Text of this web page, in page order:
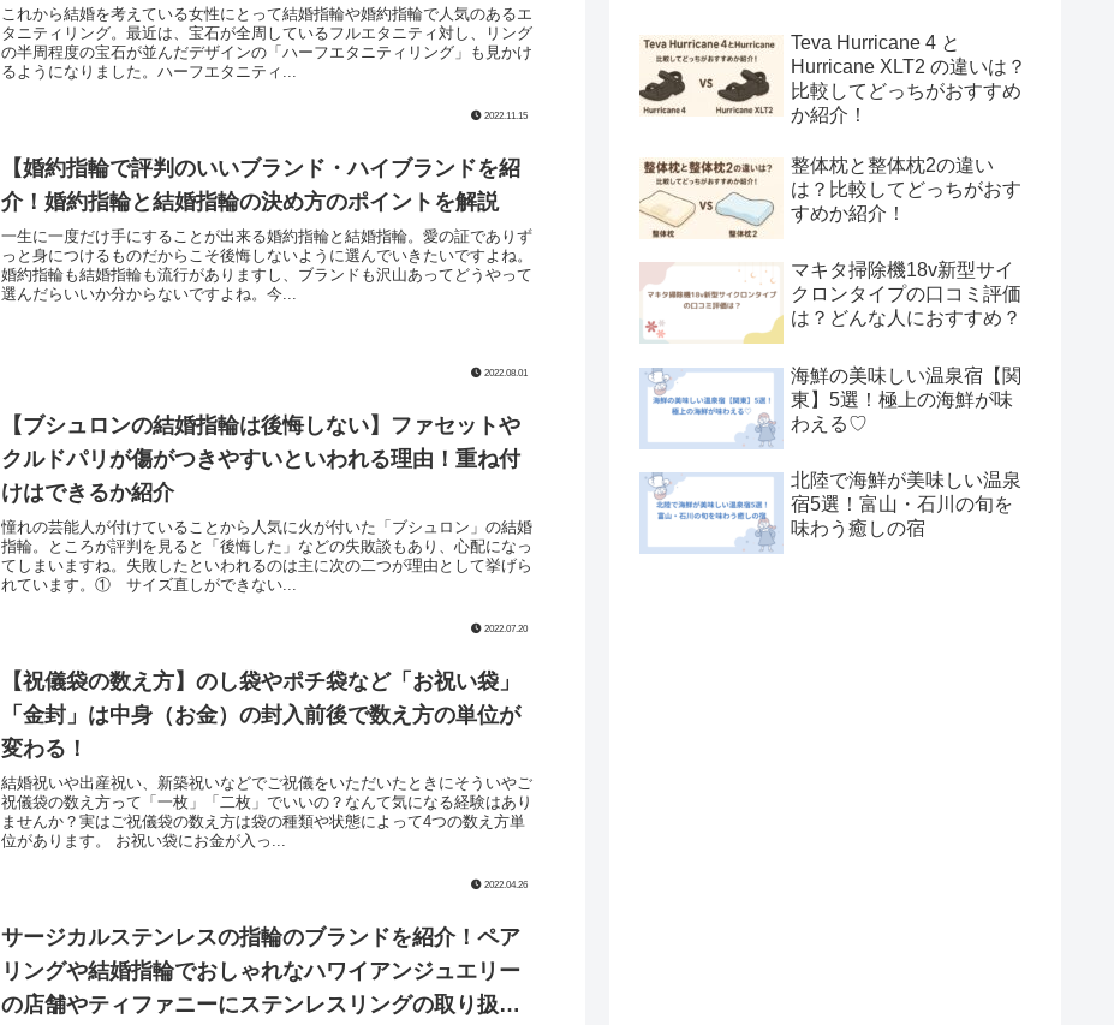
これから結婚を考えている女性にとって結婚指輪や婚約指輪で人気のあるエ
タニティリング。最近は、宝石が全周しているフルエタニティ対し、リング
の半周程度の宝石が並んだデザインの「ハーフエタニティリング」も見かけ
るようになりました。ハーフエタニティ...
2022.11.15
【婚約指輪で評判のいいブランド・ハイブランドを紹
介！婚約指輪と結婚指輪の決め方のポイントを解説
一生に一度だけ手にすることが出来る婚約指輪と結婚指輪。愛の証でありず
っと身につけるものだからこそ後悔しないように選んでいきたいですよね。
婚約指輪も結婚指輪も流行がありますし、ブランドも沢山あってどうやって
選んだらいいか分からないですよね。今...
2022.08.01
【ブシュロンの結婚指輪は後悔しない】ファセットや
クルドパリが傷がつきやすいといわれる理由！重ね付
けはできるか紹介
憧れの芸能人が付けていることから人気に火が付いた「ブシュロン」の結婚
指輪。ところが評判を見ると「後悔した」などの失敗談もあり、心配になっ
てしまいますね。失敗したといわれるのは主に次の二つが理由として挙げら
れています。① サイズ直しができない...
2022.07.20
【祝儀袋の数え方】のし袋やポチ袋など「お祝い袋」
「金封」は中身（お金）の封入前後で数え方の単位が
変わる！
結婚祝いや出産祝い、新築祝いなどでご祝儀をいただいたときにそういやご
祝儀袋の数え方って「一枚」「二枚」でいいの？なんて気になる経験はあり
ませんか？実はご祝儀袋の数え方は袋の種類や状態によって4つの数え方単
位があります。 お祝い袋にお金が入っ...
2022.04.26
サージカルステンレスの指輪のブランドを紹介！ペア
リングや結婚指輪でおしゃれなハワイアンジュエリー
の店舗やティファニーにステンレスリングの取り扱い
Teva Hurricane 4 と
Hurricane XLT2 の違いは？
比較してどっちがおすすめ
か紹介！
整体枕と整体枕2の違い
は？比較してどっちがおす
すめか紹介！
マキタ掃除機18v新型サイ
クロンタイプの口コミ評価
は？どんな人におすすめ？
海鮮の美味しい温泉宿【関
東】5選！極上の海鮮が味
わえる♡
北陸で海鮮が美味しい温泉
宿5選！富山・石川の旬を
味わう癒しの宿